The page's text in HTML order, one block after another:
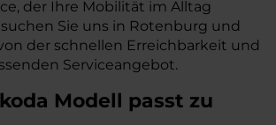
der Ihre Mobilität im Alltag
Sie uns in Rotenburg und
der schnellen Erreichbarkeit und
Serviceangebot.
Modell passt zu